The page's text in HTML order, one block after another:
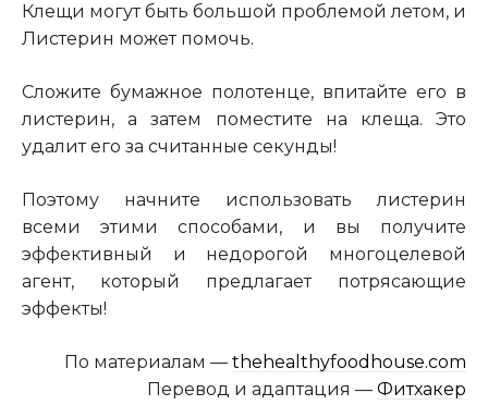
Клещи могут быть большой проблемой летом, и
Листерин может помочь.
Сложите бумажное полотенце, впитайте его в
листерин, а затем поместите на клеща. Это
удалит его за считанные секунды!
Поэтому начните использовать листерин
всеми этими способами, и вы получите
эффективный и недорогой многоцелевой
агент, который предлагает потрясающие
эффекты!
По материалам — thehealthyfoodhouse.com
Перевод и адаптация — Фитхакер